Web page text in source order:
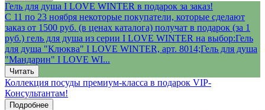
Гель для душа I LOVE WINTER в подарок за заказ!
С 11 по 23 ноября некоторые покупатели, которые сделают
заказ от 1500 руб. (в ценах каталога) получат в подарок (за 1
руб.) гель для душа из серии I LOVE WINTER на выбор:Гель
для душа "Клюква" I LOVE WINTER, арт. 8014;Гель для душа
"Мандарин" I LOVE WI...
Читать
Коллекция посуды премиум-класса в подарок VIP-
Консультантам!
Подробнее